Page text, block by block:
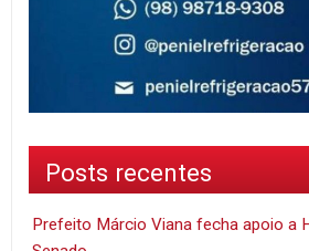
Posts recentes
Prefeito Márcio Viana fecha apoio a